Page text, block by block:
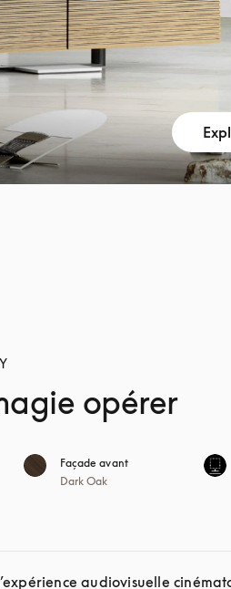
opérer
Façade avant
Dark Oak
audiovisuelle